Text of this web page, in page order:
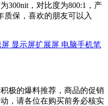
300nit，对比度为800:1，产
质保，喜欢的朋友可以入
显示屏扩展屏 电脑手机笔
极的爆料推荐，商品的促销
，请各位在购买前务必核实